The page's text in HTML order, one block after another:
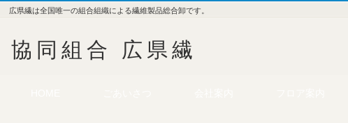
広県繊は全国唯一の組合組織による繊維製品総合卸です。
協同組合 広県繊